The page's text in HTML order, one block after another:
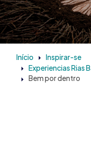
Início
Inspirar-se
Experiencias Rias
Bem por dentro